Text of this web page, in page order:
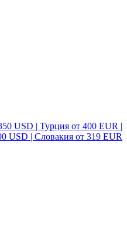
USD | Турция от 400 EUR |
USD | Словакия от 319 EUR